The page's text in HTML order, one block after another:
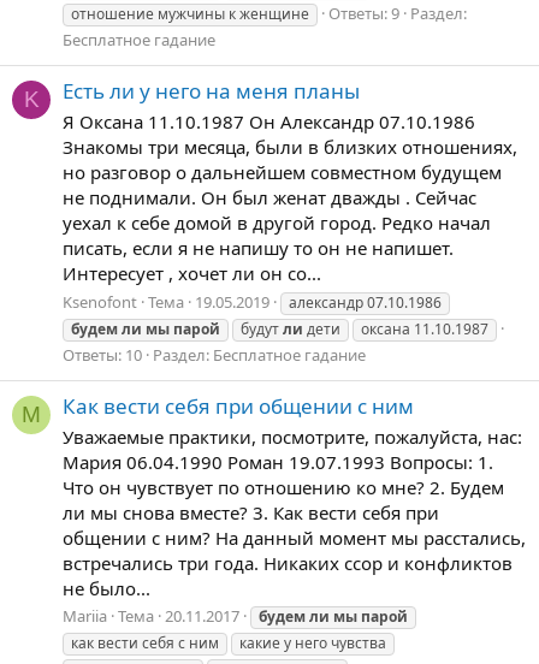
отношение мужчины к женщине
Ответы: 9 Раздел:
Бесплатное гадание
K Есть ли у него на меня планы
Я Оксана 11.10.1987 Он Александр 07.10.1986
Знакомы три месяца, были в близких отношениях,
но разговор о дальнейшем совместном будущем
не поднимали. Он был женат дважды . Сейчас
уехал к себе домой в другой город. Редко начал
писать, если я не напишу то он не напишет.
Интересует , хочет ли он со...
Ksenofont Тема 19.05.2019
александр 07.10.1986
будемли мы парой будутли дети оксана 11.10.1987
Ответы: 10 Раздел: Бесплатное гадание
M Как вести себя при общении с ним
Уважаемые практики, посмотрите, пожалуйста, нас:
Мария 06.04.1990 Роман 19.07.1993 Вопросы: 1.
Что он чувствует по отношению ко мне? 2. Будем
ли мы снова вместе? 3. Как вести себя при
общении с ним? На данный момент мы расстались,
встречались три года. Никаких ссор и конфликтов
не было...
Mariia Тема 20.11.2017 будемли мы парой
как вести себя с ним
какие у него чувства